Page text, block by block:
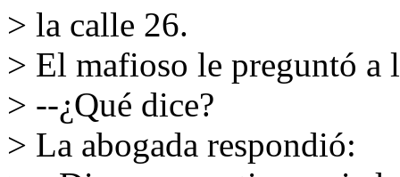
> la calle 26.
> El mafioso le preguntó a
> --¿Qué dice?
> La abogada respondió: